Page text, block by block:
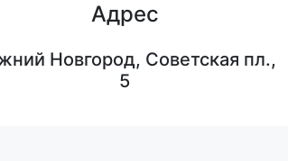
Адрес
Новгород, Советская пл.,
5